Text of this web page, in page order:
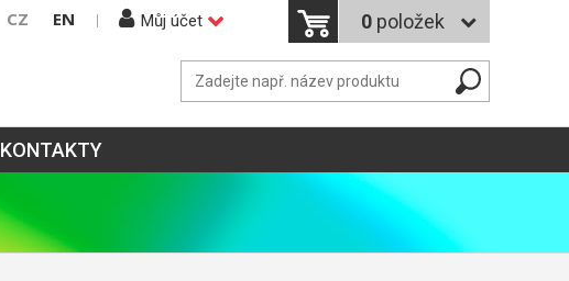
CZ EN Můj účet 0 položek
KONTAKTY